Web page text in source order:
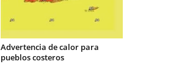
Advertencia de calor para
pueblos costeros